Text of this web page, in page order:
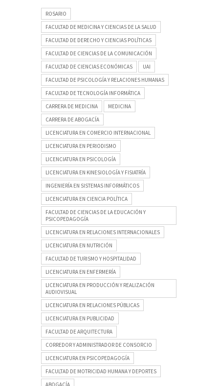
ROSARIO
FACULTAD DE MEDICINA Y CIENCIAS DE LA SALUD
FACULTAD DE DERECHO Y CIENCIAS POLÍTICAS
FACULTAD DE CIENCIAS DE LA COMUNICACIÓN
FACULTAD DE CIENCIAS ECONÓMICAS
UAI
FACULTAD DE PSICOLOGÍA Y RELACIONES HUMANAS
FACULTAD DE TECNOLOGÍA INFORMÁTICA
CARRERA DE MEDICINA
MEDICINA
CARRERA DE ABOGACÍA
LICENCIATURA EN COMERCIO INTERNACIONAL
LICENCIATURA EN PERIODISMO
LICENCIATURA EN PSICOLOGÍA
LICENCIATURA EN KINESIOLOGÍA Y FISIATRÍA
INGENIERÍA EN SISTEMAS INFORMÁTICOS
LICENCIATURA EN CIENCIA POLÍTICA
FACULTAD DE CIENCIAS DE LA EDUCACIÓN Y
PSICOPEDAGOGÍA
LICENCIATURA EN RELACIONES INTERNACIONALES
LICENCIATURA EN NUTRICIÓN
FACULTAD DE TURISMO Y HOSPITALIDAD
LICENCIATURA EN ENFERMERÍA
LICENCIATURA EN PRODUCCIÓN Y REALIZACIÓN
AUDIOVISUAL
LICENCIATURA EN RELACIONES PÚBLICAS
LICENCIATURA EN PUBLICIDAD
FACULTAD DE ARQUITECTURA
CORREDOR Y ADMINISTRADOR DE CONSORCIO
LICENCIATURA EN PSICOPEDAGOGÍA
FACULTAD DE MOTRICIDAD HUMANA Y DEPORTES